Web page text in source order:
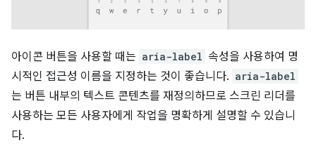
아이콘 버튼을 사용할 때는 aria-label 속성을 사용하여 명
시적인 접근성 이름을 지정하는 것이 좋습니다. aria-label
는 버튼 내부의 텍스트 콘텐츠를 재정의하므로 스크린 리더를
사용하는 모든 사용자에게 작업을 명확하게 설명할 수 있습니
다.